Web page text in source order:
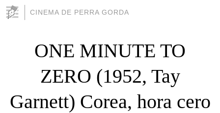
CINEMA DE PERRA GORDA
ONE MINUTE TO
ZERO (1952, Tay
Garnett) Corea, hora cero